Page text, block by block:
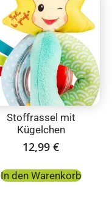
Stoffrassel mit
Kügelchen
12,99 €
In den Warenkorb